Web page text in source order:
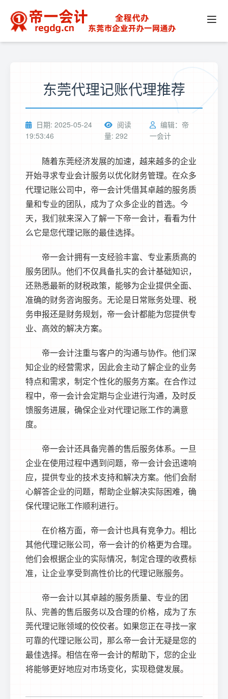
东莞代理记账代理推荐
日期: 2025-05-24
19:53:46
阅读
量: 292
编辑：帝
一会计
随着东莞经济发展的加速，越来越多的企业
开始寻求专业会计服务以优化财务管理。在众多
代理记账公司中，帝一会计凭借其卓越的服务质
量和专业的团队，成为了众多企业的首选。今
天，我们就来深入了解一下帝一会计，看看为什
么它是您代理记账的最佳选择。
帝一会计拥有一支经验丰富、专业素质高的
服务团队。他们不仅具备扎实的会计基础知识，
还熟悉最新的财税政策，能够为企业提供全面、
准确的财务咨询服务。无论是日常账务处理、税
务申报还是财务规划，帝一会计都能为您提供专
业、高效的解决方案。
帝一会计注重与客户的沟通与协作。他们深
知企业的经营需求，因此会主动了解企业的业务
特点和需求，制定个性化的服务方案。在合作过
程中，帝一会计会定期与企业进行沟通，及时反
馈服务进展，确保企业对代理记账工作的满意
度。
帝一会计还具备完善的售后服务体系。一旦
企业在使用过程中遇到问题，帝一会计会迅速响
应，提供专业的技术支持和解决方案。他们会耐
心解答企业的问题，帮助企业解决实际困难，确
保代理记账工作顺利进行。
在价格方面，帝一会计也具有竞争力。相比
其他代理记账公司，帝一会计的价格更为合理。
他们会根据企业的实际情况，制定合理的收费标
准，让企业享受到高性价比的代理记账服务。
帝一会计以其卓越的服务质量、专业的团
队、完善的售后服务以及合理的价格，成为了东
莞代理记账领域的佼佼者。如果您正在寻找一家
可靠的代理记账公司，那么帝一会计无疑是您的
最佳选择。相信在帝一会计的帮助下，您的企业
将能够更好地应对市场变化，实现稳健发展。